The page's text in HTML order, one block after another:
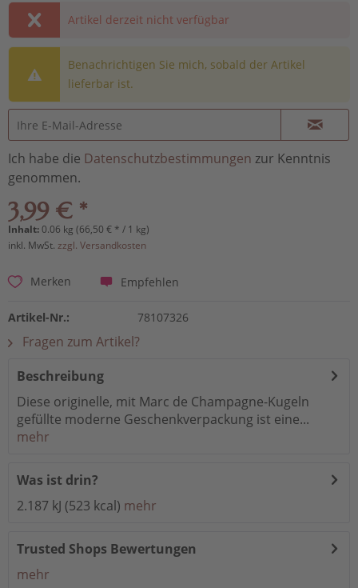
Artikel derzeit nicht verfügbar
Benachrichtigen Sie mich, sobald der Artikel
lieferbar ist.
Ich habe die Datenschutzbestimmungen zur Kenntnis
genommen.
3,99 € *
Inhalt:0.06 kg (66,50 € * / 1 kg)
inkl. MwSt. zzgl. Versandkosten
Merken Empfehlen
Artikel-Nr.: 78107326
Fragen zum Artikel?
Beschreibung
Diese originelle, mit Marc de Champagne-Kugeln
gefüllte moderne Geschenkverpackung ist eine...
mehr
Was ist drin?
2.187 kJ (523 kcal) mehr
Trusted Shops Bewertungen
mehr